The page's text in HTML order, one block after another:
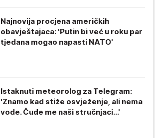
Najnovija procjena američkih
obavještajaca: 'Putin bi već u roku par
tjedana mogao napasti NATO'
Istaknuti meteorolog za Telegram:
'Znamo kad stiže osvježenje, ali nema
vode. Čude me naši stručnjaci...'